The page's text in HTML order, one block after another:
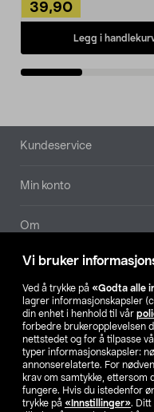
Vi bruker
Ved å trykke på «Godta alle
lagrer informasjonskapsler
din enhet i henhold til vår
forbedre brukeropplevelsen
nettstedet og for å tilpasse
typer informasjonskapsler:
annonserelaterte. For
krav om samtykke, ettersom
fungere. Hvis du istedenfor
trykke på «Innstillinger». Ditt
39,90
Legg i
Bunntekst
Kundeservice
Min konto
Om
Aktuelt
Våre selskaper
SE